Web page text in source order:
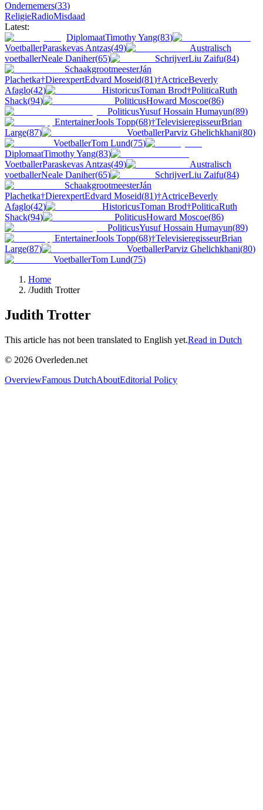
Ondernemers(33)
ReligieRadioMisdaad
Latest:
DiplomaatTimothy Yang(83)
VoetballerParaskevas Antzas(49)
Australisch
voetballerNeale Daniher(65) SchrijverLiu Zaifu(84)
SchaakgrootmeesterJán
Plachetka†DierexpertEdvard Moseid(81)†ActriceBeverly
Afaglo(42) HistoricusToman Brod†PoliticaRuth
Shack(94) PoliticusHoward Moscoe(86)
PoliticusYusuf Hossain Humayun(89)
EntertainerJools Topp(68)†TelevisieregisseurBrian
Large(87) VoetballerParviz Ghelichkhani(80)
VoetballerTom Lund(75)
DiplomaatTimothy Yang(83)
VoetballerParaskevas Antzas(49)
Australisch
voetballerNeale Daniher(65) SchrijverLiu Zaifu(84)
SchaakgrootmeesterJán
Plachetka†DierexpertEdvard Moseid(81)†ActriceBeverly
Afaglo(42) HistoricusToman Brod†PoliticaRuth
Shack(94) PoliticusHoward Moscoe(86)
PoliticusYusuf Hossain Humayun(89)
EntertainerJools Topp(68)†TelevisieregisseurBrian
Large(87) VoetballerParviz Ghelichkhani(80)
VoetballerTom Lund(75)
Home
/Judith Trotter
Judith Trotter
This article has not been translated to English yet.Read in Dutch
© 2026 Overleden.net
OverviewFamous DutchAboutEditorial Policy